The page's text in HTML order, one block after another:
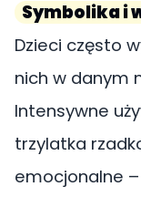
Symbolika i
Dzieci często
nich w danym
Intensywne
trzylatka
emocjonalne